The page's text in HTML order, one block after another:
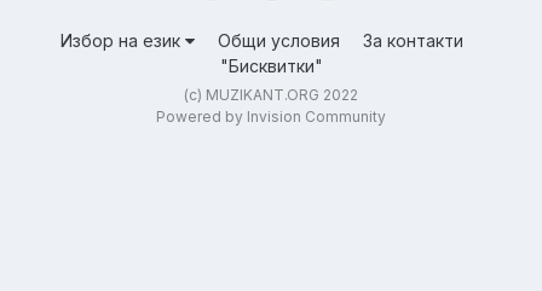
Избор на език Общи условия
За контакти
"Бисквитки"
(c) MUZIKANT.ORG 2022
Powered by Invision Community